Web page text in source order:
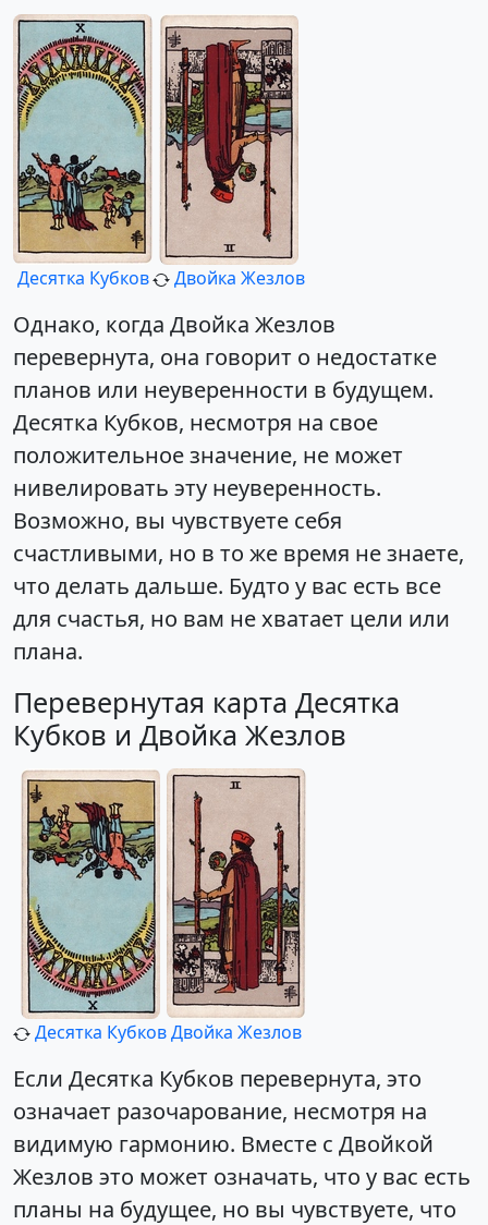
Десятка Кубков Двойка Жезлов
Однако, когда Двойка Жезлов
перевернута, она говорит о недостатке
планов или неуверенности в будущем.
Десятка Кубков, несмотря на свое
положительное значение, не может
нивелировать эту неуверенность.
Возможно, вы чувствуете себя
счастливыми, но в то же время не знаете,
что делать дальше. Будто у вас есть все
для счастья, но вам не хватает цели или
плана.
Перевернутая карта Десятка
Кубков и Двойка Жезлов
Десятка КубковДвойка Жезлов
Если Десятка Кубков перевернута, это
означает разочарование, несмотря на
видимую гармонию. Вместе с Двойкой
Жезлов это может означать, что у вас есть
планы на будущее, но вы чувствуете, что